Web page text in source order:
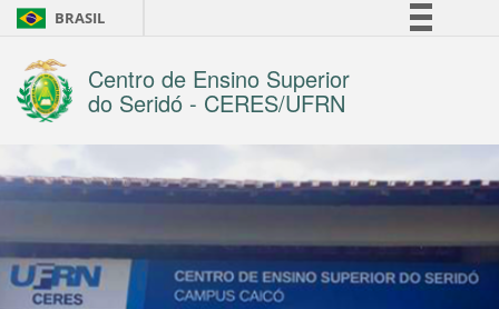
BRASIL
Comunica BR
Legislação
Centro de Ensino Superior
do Seridó - CERES/UFRN